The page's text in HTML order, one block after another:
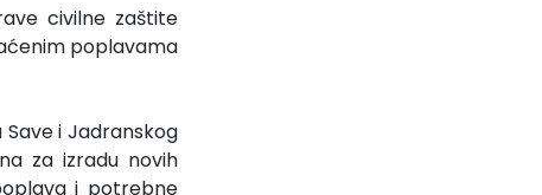
civilne zaštite
poplavama
Save i Jadranskog
za izradu novih
i potrebne